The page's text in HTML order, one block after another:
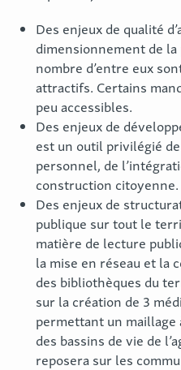
Des enjeux de qualité
dimensionnement de
nombre d’entre eux
attractifs. Certains
peu accessibles.
Des enjeux de
est un outil privilégié
personnel, de
construction citoyenne.
Des enjeux de
publique sur tout le
matière de lecture
la mise en réseau et la
des bibliothèques du
sur la création de 3
permettant un maillage
des bassins de vie de
reposera sur les